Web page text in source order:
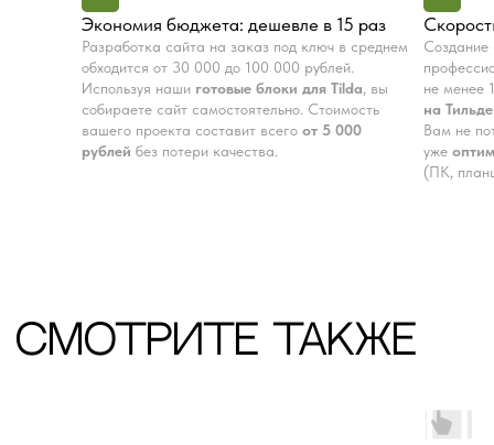
Экономия бюджета: дешевле в 15 раз
Разработка сайта на заказ под ключ в среднем
обходится от 30 000 до 100 000 рублей.
Используя наши готовые блоки для Tilda, вы
собираете сайт самостоятельно. Стоимость
вашего проекта составит всего от 5 000
рублей без потери качества.
Создание
не менее
на Тильде
Вам не
уже
(ПК,
Получите консультацию
перед покупкой
Напишите в мессенджеры, либо оставьте
заявку в форме.
Остались вопросы?